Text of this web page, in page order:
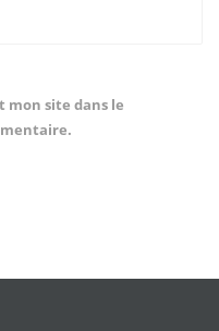
mon site dans le